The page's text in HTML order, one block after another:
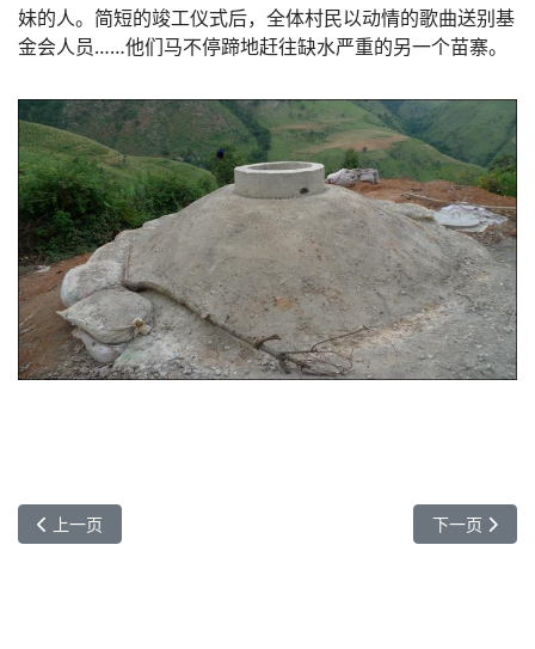
妹的人。简短的竣工仪式后，全体村民以动情的歌曲送别基
金会人员……他们马不停蹄地赶往缺水严重的另一个苗寨。
上一篇文章: 歌曲《幸福來》
上一页 下一篇文章
下一页